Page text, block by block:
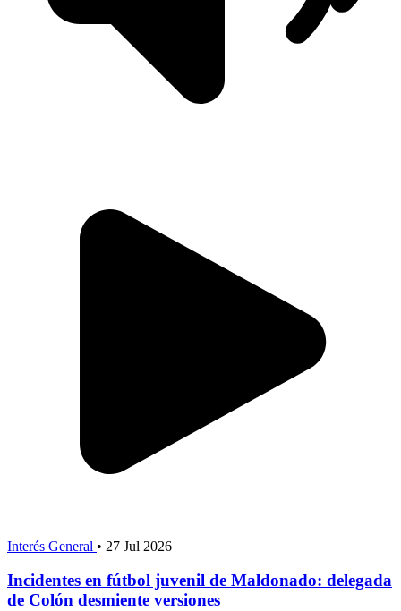
Interés General • 27 Jul 2026
Incidentes en fútbol juvenil de Maldonado: delegada
de Colón desmiente versiones